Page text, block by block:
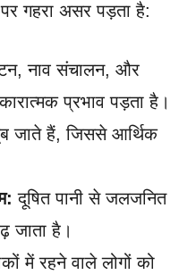
गहरा असर पड़ता है:
नाव संचालन, और
प्रभाव पड़ता है।
जाते हैं, जिससे आर्थिक
दूषित पानी से जलजनित
जाता है।
में रहने वाले लोगों को